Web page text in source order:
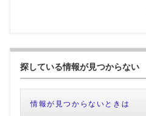
探している情報が見つからない
情報が見つからないときは